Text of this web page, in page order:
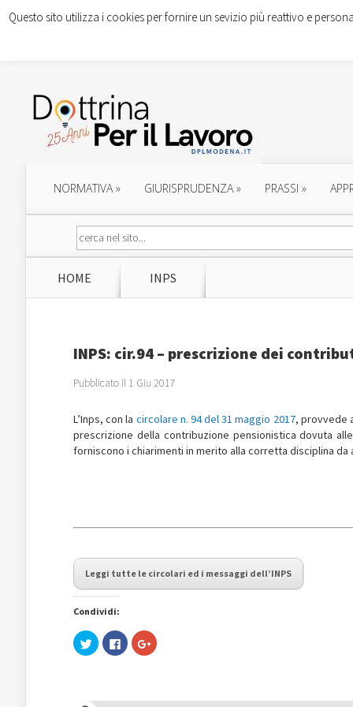
NORMATIVA» GIURISPRUDENZA» PRASSI »
HOME INPS
INPS: cir.94 – prescrizione dei
Pubblicato il 1 Giu 2017
L’Inps, con la circolare n. 94 del 31 maggio 2017, provvede
prescrizione della contribuzione pensionistica dovuta
forniscono i chiarimenti in merito alla corretta disciplina da
Leggi tutte le circolari ed i messaggi dell’INPS
Condividi:
Fai
clic
Fai
clic
Fai
clic
Questo sito utilizza i cookies per fornire un sevizio più reattivo e